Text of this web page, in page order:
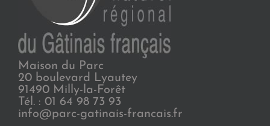
Maison du Parc
20 boulevard Lyautey
91490 Milly-la-Forêt
Tél. : 01 64 98 73 93
info@parc-gatinais-francais.fr